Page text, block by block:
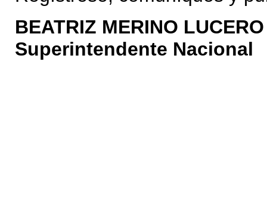
BEATRIZ MERINO LUCERO
Superintendente Nacional